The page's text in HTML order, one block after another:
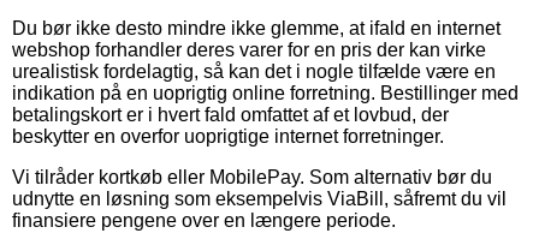
Du bør ikke desto mindre ikke glemme, at ifald en internet
webshop forhandler deres varer for en pris der kan virke
urealistisk fordelagtig, så kan det i nogle tilfælde være en
indikation på en uoprigtig online forretning. Bestillinger med
betalingskort er i hvert fald omfattet af et lovbud, der
beskytter en overfor uoprigtige internet forretninger.
Vi tilråder kortkøb eller MobilePay. Som alternativ bør du
udnytte en løsning som eksempelvis ViaBill, såfremt du vil
finansiere pengene over en længere periode.